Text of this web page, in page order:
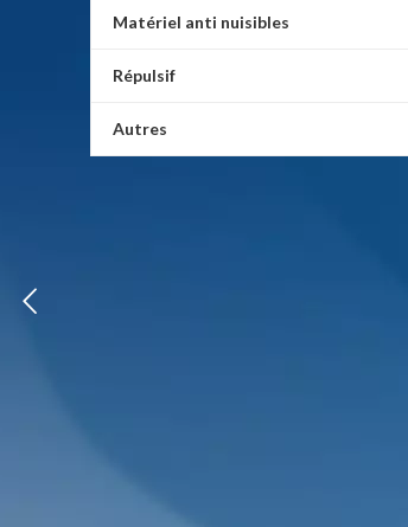
Matériel anti nuisibles
Répulsif
Autres